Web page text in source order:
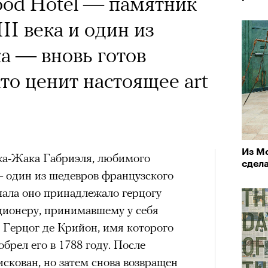
Из
века и один из
— вновь готов
ценит настоящее art
Жака Габриэля, любимого
из шедевров французского
оно принадлежало герцогу
принимавшему у себя
де Крийон, имя которого
его в 1788 году. После
но затем снова возвращен
а другие
жизнью?
объясняют, как
и почему к ней
канал «РБК Стиль»